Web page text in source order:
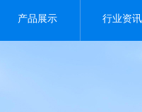
产品展示 行业资讯